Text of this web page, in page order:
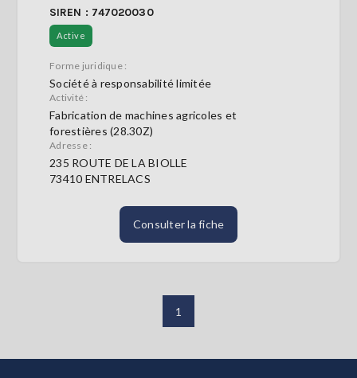
SIREN : 747020030
Active
Forme juridique :
Société à responsabilité limitée
Activité :
Fabrication de machines agricoles et
forestières (28.30Z)
Adresse :
235 ROUTE DE LA BIOLLE
73410 ENTRELACS
Consulter la fiche
1